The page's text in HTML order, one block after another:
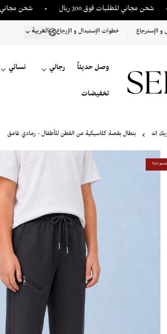
مجاني للطلبات فوق 300 ريال شحن مجاني للطلبات فوق
و الإسترجاع خطوات الإستبدال و الإرجاع العربية
وصل حديثاً رجالي نسائي
تخفيضات
اند بنطال بقصة كلاسيكية من القطن للأطفال - رمادي غامق
50%